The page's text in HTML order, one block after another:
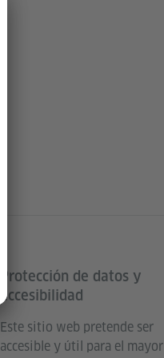
Protección de datos y
accesibilidad
Este sitio web pretende ser
accesible y útil para el mayor